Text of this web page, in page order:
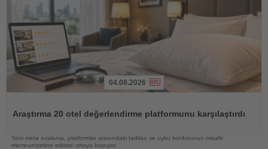
04.08.2026
Araştırma 20 otel değerlendirme platformunu karşılaştırdı
Yeni meta sıralama, platformlar arasındaki farkları ve uyku konforunun misafir
memnuniyetine etkisini ortaya koyuyor